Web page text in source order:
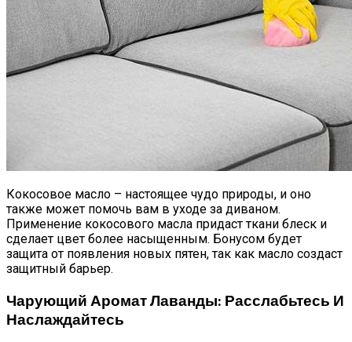
Кокосовое масло – настоящее чудо природы, и оно
также может помочь вам в уходе за диваном.
Применение кокосового масла придаст ткани блеск и
сделает цвет более насыщенным. Бонусом будет
защита от появления новых пятен, так как масло создаст
защитный барьер.
Чарующий Аромат Лаванды: Расслабьтесь И
Наслаждайтесь